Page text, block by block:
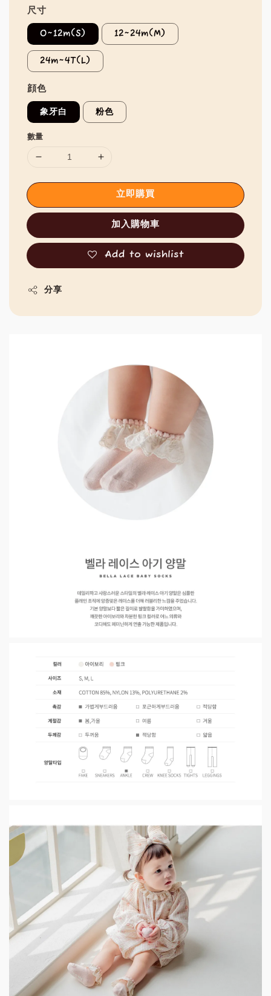
尺寸
0~12m(S) 12~24m(M)
24m~4T(L)
顔色
象牙白 粉色
數量
立即購買
加入購物車
Add to wishlist
分享